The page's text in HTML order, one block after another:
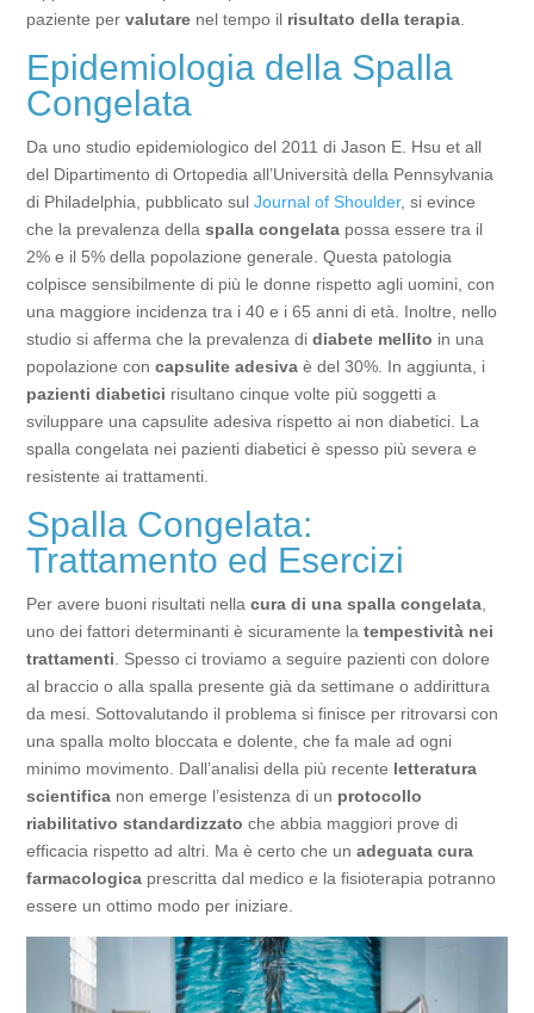
paziente pervalutare nel tempo il risultato della terapia
Epidemiologia della Spalla
Congelata
Da uno studio epidemiologico del 2011 di Jason E. Hsu et all
del Dipartimento di Ortopedia all’Università della Pennsylvania
di Philadelphia, pubblicato sulJournal of Shoulder, si evince
che la prevalenza dellaspalla congelata possa essere tra il
2% e il 5% della popolazione generale. Questa patologia
colpisce sensibilmente di più le donne rispetto agli uomini, con
una maggiore incidenza tra i 40 e i 65 anni di età. Inoltre, nello
studio si afferma che la prevalenza didiabete mellito in una
popolazione concapsulite adesiva è del 30%. In aggiunta, i
pazienti diabetici risultano cinque volte più soggetti a
sviluppare una capsulite adesiva rispetto ai non diabetici. La
spalla congelata nei pazienti diabetici è spesso più severa e
resistente ai trattamenti.
Spalla Congelata:
Trattamento ed Esercizi
Per avere buoni risultati nellacura di una spalla congelata
uno dei fattori determinanti è sicuramente latempestività nei
trattamenti . Spesso ci troviamo a seguire pazienti con dolore
al braccio o alla spalla presente già da settimane o addirittura
da mesi. Sottovalutando il problema si finisce per ritrovarsi con
una spalla molto bloccata e dolente, che fa male ad ogni
minimo movimento. Dall’analisi della più recente letteratura
scientifica non emerge l’esistenza di un protocollo
riabilitativo standardizzato che abbia maggiori prove di
efficacia rispetto ad altri. Ma è certo che unadeguata cura
farmacologica prescritta dal medico e la fisioterapia potranno
essere un ottimo modo per iniziare.